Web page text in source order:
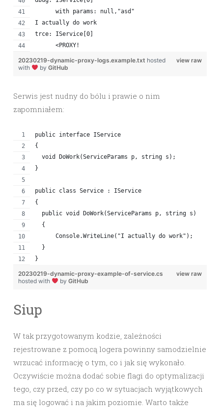
      with params: null,"asd"
I actually do work
trce: IService[0]
      <PROXY!
view raw
20230219-dynamic-proxy-logs.example.txt hosted
with
by GitHub
Serwis jest nudny do bólu i prawie o nim
zapomniałem:
public interface IService
{
  void DoWork(ServiceParams p, string s);
}
public class Service : IService
{
  public void DoWork(ServiceParams p, string s)
  {
      Console.WriteLine("I actually do work");
  }
}
view raw
20230219-dynamic-proxy-example-of-service.cs
hosted with
by GitHub
Siup
W tak przygotowanym kodzie, zależności
rejestrowane z pomocą logera powinny samodzielnie
wrzucać informację o tym, co i jak się wykonało.
Oczywiście można dodać sobie flagi do optymalizacji
tego, czy przed, czy po co w sytuacjach wyjątkowych
ma się logować i na jakim poziomie. Warto także